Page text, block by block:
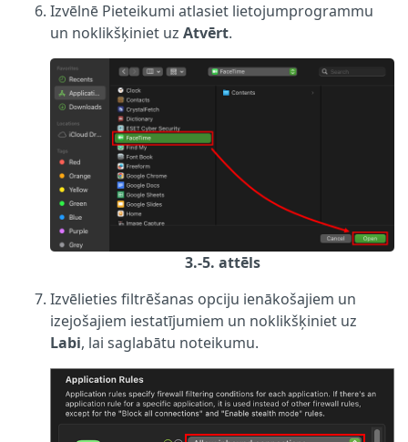
Izvēlnē Pieteikumi atlasiet lietojumprogrammu
un noklikšķiniet uz Atvērt.
3.-5. attēls
Izvēlieties filtrēšanas opciju ienākošajiem un
izejošajiem iestatījumiem un noklikšķiniet uz
Labi, lai saglabātu noteikumu.